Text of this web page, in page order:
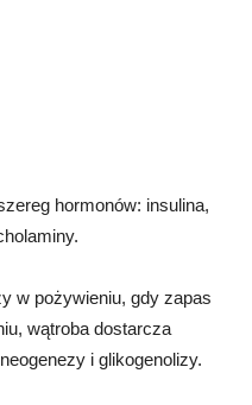
hormonów: insulina,
w pożywieniu, gdy zapas
wątroba dostarcza
i glikogenolizy.